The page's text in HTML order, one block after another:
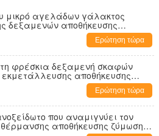
μικρό αγελάδων γάλακτος
δεξαμενών αποθήκευσης
γιαουρτιού καταψύχονταςΕρώτηση τώρα
φρέσκια δεξαμενή σκαφών
αποθήκευσης
γιαουρτιού 1000L 2000L
Ερώτηση τώρα
που αναμιγνύει τον
αποθήκευσης ζύμωσης